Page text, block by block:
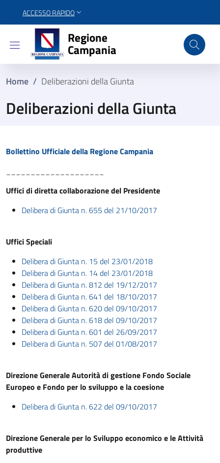
ACCESSO RAPIDO
Regione Campania
Regione
Campania
Home / Deliberazioni della Giunta
Deliberazioni della Giunta
Bollettino Ufficiale della Regione Campania
Uffici di diretta collaborazione del Presidente
Delibera di Giunta n. 655 del 21/10/2017
Uffici Speciali
Delibera di Giunta n. 15 del 23/01/2018
Delibera di Giunta n. 14 del 23/01/2018
Delibera di Giunta n. 812 del 19/12/2017
Delibera di Giunta n. 641 del 18/10/2017
Delibera di Giunta n. 620 del 09/10/2017
Delibera di Giunta n. 618 del 09/10/2017
Delibera di Giunta n. 601 del 26/09/2017
Delibera di Giunta n. 507 del 01/08/2017
Direzione Generale Autorità di gestione Fondo Sociale
Europeo e Fondo per lo sviluppo e la coesione
Delibera di Giunta n. 622 del 09/10/2017
Direzione Generale per lo Sviluppo economico e le Attività
produttive